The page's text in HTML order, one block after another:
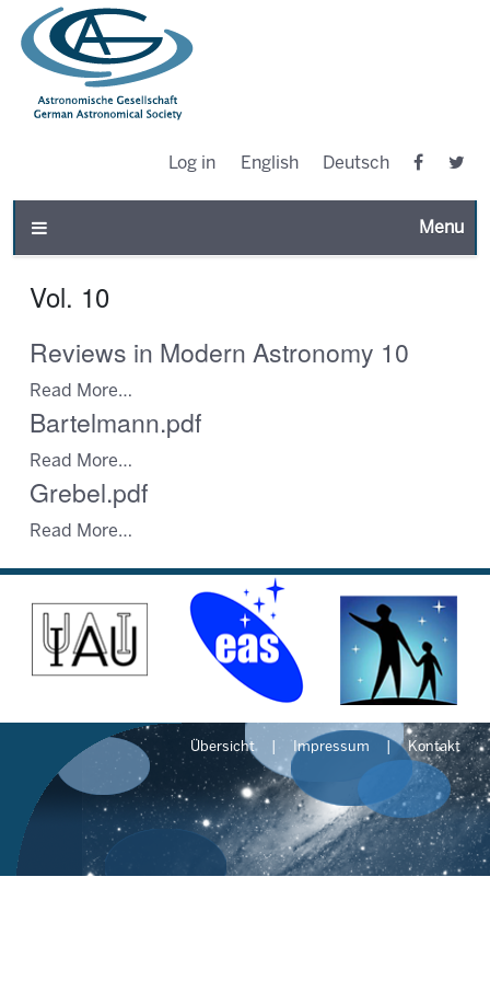
Log in English Deutsch
Toggle
Vol. 10
Reviews in Modern Astronomy 10
Read More…
Bartelmann.pdf
Read More…
Grebel.pdf
Read More…
Übersicht Impressum Kontakt